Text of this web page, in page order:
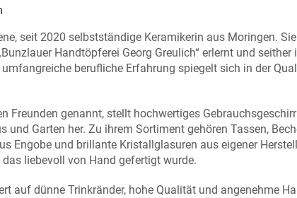
seit 2020 selbstständige Keramikerin aus Moringen.
Handtöpferei Georg Greulich“ erlernt und
berufliche Erfahrung spiegelt sich in der
Freunden genannt, stellt hochwertiges
und Garten her. Zu ihrem Sortiment gehören Tassen,
Engobe und brillante Kristallglasuren aus eigener
liebevoll von Hand gefertigt wurde.
auf dünne Trinkränder, hohe Qualität und angenehme